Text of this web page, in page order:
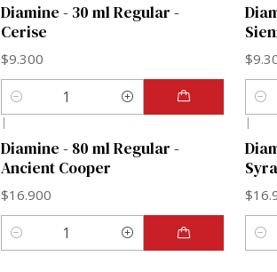
Diamine - 30 ml Regular -
Cerise
$9.300
Cantidad
|
Diamine - 80 ml Regular -
Ancient Cooper
$16.900
Cantidad
|